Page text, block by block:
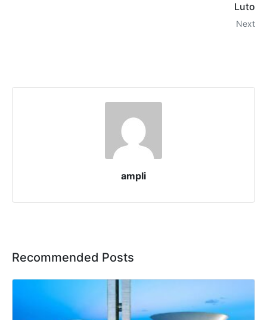
Luto
Next
ampli
Recommended Posts